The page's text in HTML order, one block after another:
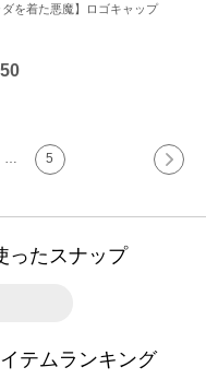
ダを着た悪魔】ロゴキャップ
5
ったスナップ
テムランキング